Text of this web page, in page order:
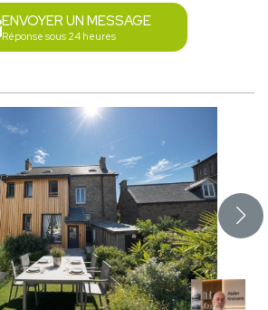
ENVOYER UN MESSAGE
Réponse sous 24 heures